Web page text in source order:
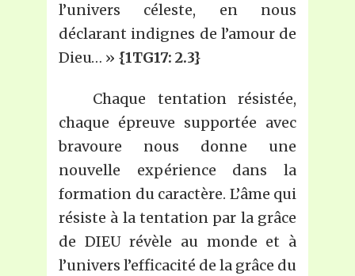
l’univers céleste, en nous
déclarant indignes de l’amour de
Dieu… » {1TG17: 2.3}
Chaque tentation résistée,
chaque épreuve supportée avec
bravoure nous donne une
nouvelle expérience dans la
formation du caractère. L’âme qui
résiste à la tentation par la grâce
de DIEU révèle au monde et à
l’univers l’efficacité de la grâce du